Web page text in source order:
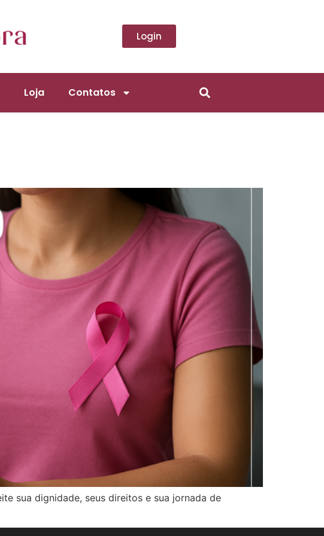
Login
Loja Contatos
sua dignidade, seus direitos e sua jornada de